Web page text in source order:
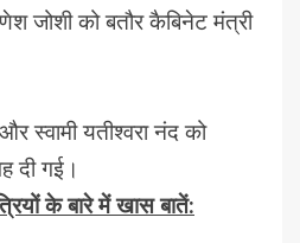
जोशी को बतौर कैबिनेट मंत्री
स्वामी यतीश्वरा नंद को
दी गई।
के बारे में खास बातें: